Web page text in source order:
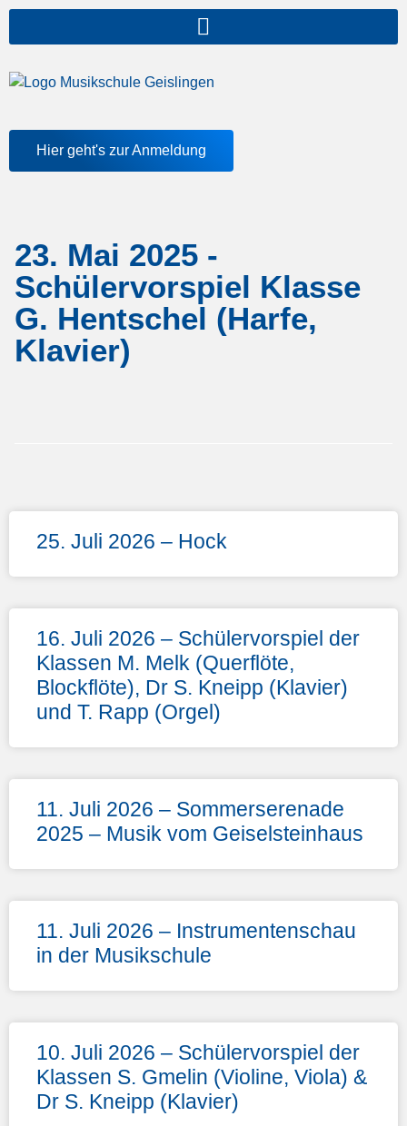
Hier geht's zur Anmeldung
23. Mai 2025 -
Schülervorspiel Klasse
G. Hentschel (Harfe,
Klavier)
25. Juli 2026 – Hock
16. Juli 2026 – Schülervorspiel der
Klassen M. Melk (Querflöte,
Blockflöte), Dr S. Kneipp (Klavier)
und T. Rapp (Orgel)
11. Juli 2026 – Sommerserenade
2025 – Musik vom Geiselsteinhaus
11. Juli 2026 – Instrumentenschau
in der Musikschule
10. Juli 2026 – Schülervorspiel der
Klassen S. Gmelin (Violine, Viola) &
Dr S. Kneipp (Klavier)